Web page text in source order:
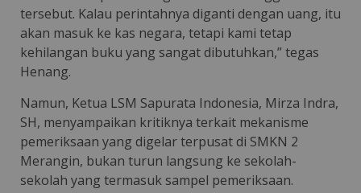
tersebut. Kalau perintahnya diganti dengan uang, itu
akan masuk ke kas negara, tetapi kami tetap
kehilangan buku yang sangat dibutuhkan,” tegas
Henang.
Namun, Ketua LSM Sapurata Indonesia, Mirza Indra,
SH, menyampaikan kritiknya terkait mekanisme
pemeriksaan yang digelar terpusat di SMKN 2
Merangin, bukan turun langsung ke sekolah-
sekolah yang termasuk sampel pemeriksaan.